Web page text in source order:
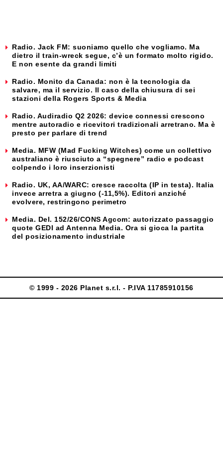
Radio. Jack FM: suoniamo quello che vogliamo. Ma
dietro il train-wreck segue, c’è un formato molto rigido.
E non esente da grandi limiti
Radio. Monito da Canada: non è la tecnologia da
salvare, ma il servizio. Il caso della chiusura di sei
stazioni della Rogers Sports & Media
Radio. Audiradio Q2 2026: device connessi crescono
mentre autoradio e ricevitori tradizionali arretrano. Ma è
presto per parlare di trend
Media. MFW (Mad Fucking Witches) come un collettivo
australiano è riusciuto a “spegnere” radio e podcast
colpendo i loro inserzionisti
Radio. UK, AA/WARC: cresce raccolta (IP in testa). Italia
invece arretra a giugno (-11,5%). Editori anziché
evolvere, restringono perimetro
Media. Del. 152/26/CONS Agcom: autorizzato passaggio
quote GEDI ad Antenna Media. Ora si gioca la partita
del posizionamento industriale
© 1999 - 2026 Planet s.r.l. - P.IVA 11785910156